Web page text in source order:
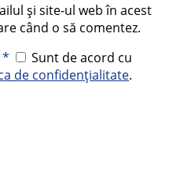
și site-ul web în acest
când o să comentez.
*
Sunt de acord cu
de confidențialitate.